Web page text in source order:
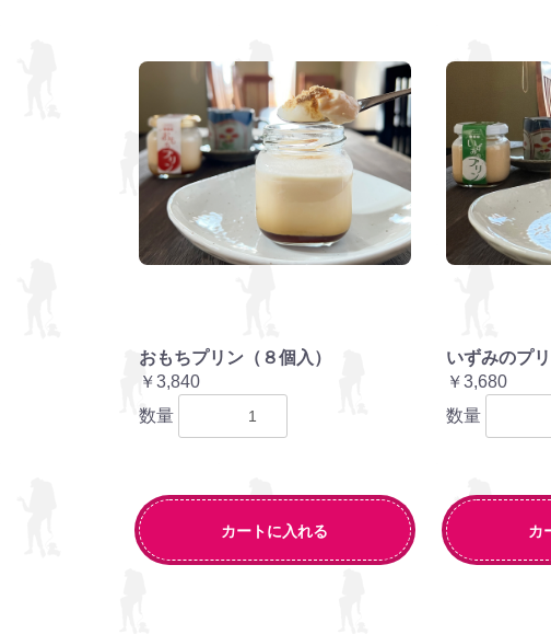
おもちプリン（８個入）
￥3,840
数量
カートに入れる
いずみのプ
￥3,680
数量
カ